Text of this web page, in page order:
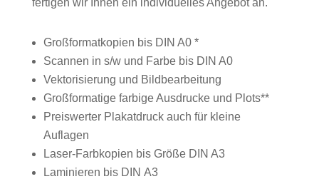
fertigen wir Ihnen ein individuelles Angebot an.
Großformatkopien bis DIN A0 *
Scannen in s/w und Farbe bis DIN A0
Vektorisierung und Bildbearbeitung
Großformatige farbige Ausdrucke und Plots**
Preiswerter Plakatdruck auch für kleine
Auflagen
Laser-Farbkopien bis Größe DIN A3
Laminieren bis DIN A3